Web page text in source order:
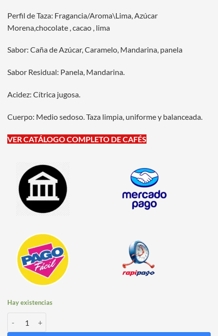
Perfil de Taza: Fragancia/Aroma\Lima, Azúcar
Morena,chocolate , cacao , lima
Sabor: Caña de Azúcar, Caramelo, Mandarina, panela
Sabor Residual: Panela, Mandarina.
Acidez: Cítrica jugosa.
Cuerpo: Medio sedoso. Taza limpia, uniforme y balanceada.
VER CATÁLOGO COMPLETO DE CAFÉS
Hay existencias